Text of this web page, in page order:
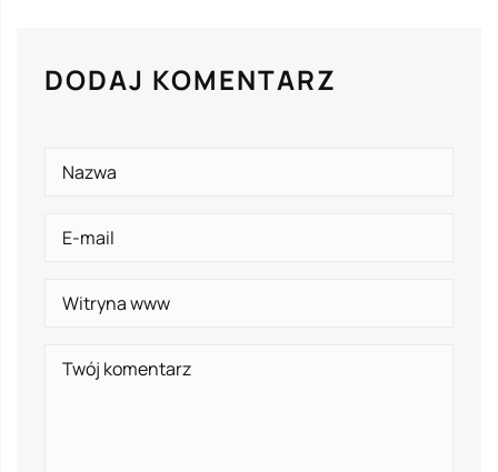
DODAJ KOMENTARZ